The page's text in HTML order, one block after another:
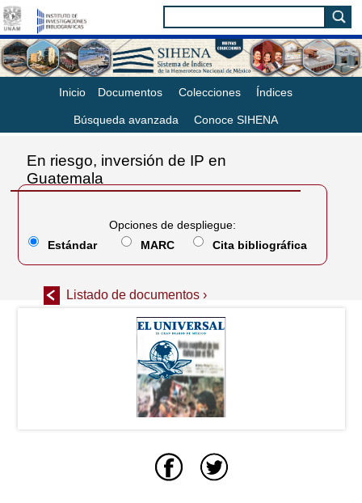
Inicio Documentos Colecciones Índices
Búsqueda avanzada Conoce SIHENA
En riesgo, inversión de IP en
Guatemala
Listado de documentos ›
Opciones de despliegue:
Estándar
MARC Cita bibliográfica